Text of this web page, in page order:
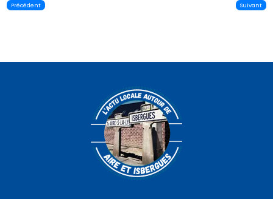
Précédent Suivant